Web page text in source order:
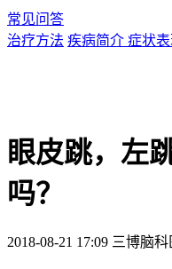
常见问答
治疗方法 疾病简介 症状
眼皮跳，左
吗？
2018-08-21 17:09 三博脑科